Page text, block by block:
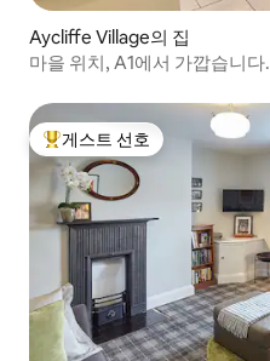
Aycliffe Village의 집
마을 위치, A1에서 가깝습니다.
상위 게스트 선호
게스트 선호